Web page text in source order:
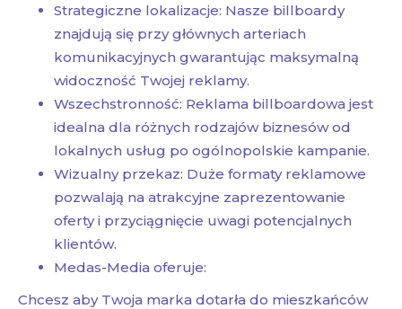
Strategiczne lokalizacje: Nasze billboardy
znajdują się przy głównych arteriach
komunikacyjnych gwarantując maksymalną
widoczność Twojej reklamy.
Wszechstronność: Reklama billboardowa jest
idealna dla różnych rodzajów biznesów od
lokalnych usług po ogólnopolskie kampanie.
Wizualny przekaz: Duże formaty reklamowe
pozwalają na atrakcyjne zaprezentowanie
oferty i przyciągnięcie uwagi potencjalnych
klientów.
Medas-Media oferuje:
Chcesz aby Twoja marka dotarła do mieszkańców